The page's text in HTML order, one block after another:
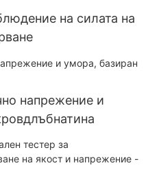
на силата на
напрежение и